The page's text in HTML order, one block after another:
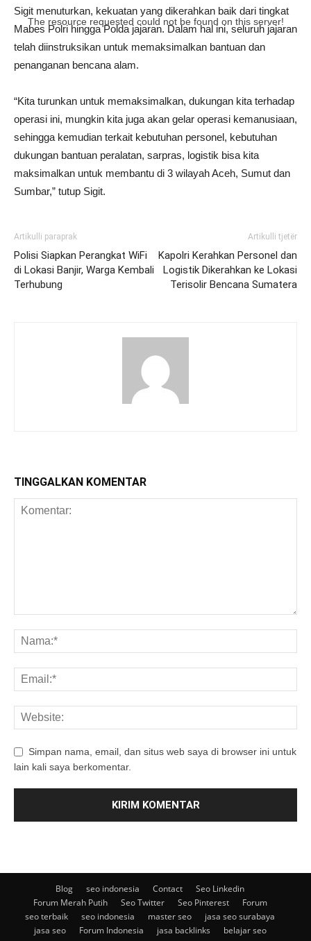
Sigit menuturkan, kekuatan yang dikerahkan baik dari tingkat
Mabes Polri hingga Polda jajaran. Dalam hal ini, seluruh jajaran
telah diinstruksikan untuk memaksimalkan bantuan dan
penanganan bencana alam.
“Kita turunkan untuk memaksimalkan, dukungan kita terhadap
operasi ini, mungkin kita juga akan gelar operasi kemanusiaan,
sehingga kemudian terkait kebutuhan personel, kebutuhan
dukungan bantuan peralatan, sarpras, logistik bisa kita
maksimalkan untuk membantu di 3 wilayah Aceh, Sumut dan
Sumbar,” tutup Sigit.
Artikulli paraprak
Polisi Siapkan Perangkat WiFi
di Lokasi Banjir, Warga Kembali
Terhubung
Artikulli tjetër
Kapolri Kerahkan Personel dan
Logistik Dikerahkan ke Lokasi
Terisolir Bencana Sumatera
TINGGALKAN KOMENTAR
Simpan nama, email, dan situs web saya di browser ini untuk
lain kali saya berkomentar.
Blog seo indonesia Contact
Seo Linkedin
Forum Merah Putih
Seo Twitter Seo Pinterest
Forum
seo terbaik
seo indonesia master seo
jasa seo surabaya
jasa seo
Forum Indonesia jasa backlinks
belajar seo
The resource requested could not be found on this server!